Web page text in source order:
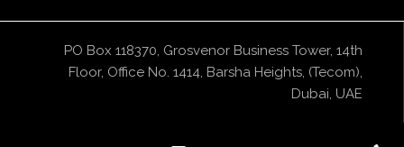
PO Box 118370, Grosvenor Business Tower, 14th
Floor, Office No. 1414, Barsha Heights, (Tecom),
Dubai, UAE